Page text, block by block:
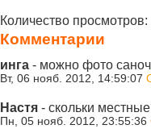
Количество просмотров:
Комментарии
инга - можно фото
Вт, 06 нояб. 2012, 14:59:07
Настя - скольки
Пн, 05 нояб. 2012, 23:55:36